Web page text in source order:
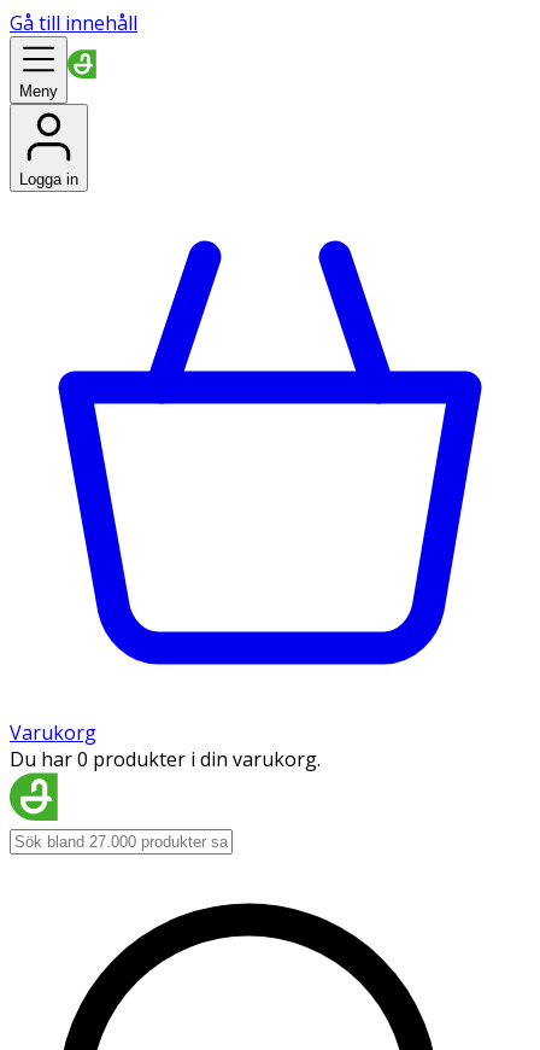
Gå till innehåll
Meny
Logga in
Varukorg
Du har 0 produkter i din varukorg.